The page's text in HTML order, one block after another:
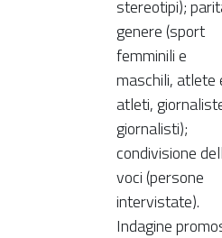
stereotipi);
genere (sport
femminili e
maschili, atlete
atleti,
giornalisti);
condivisione
voci (persone
intervistate).
Indagine